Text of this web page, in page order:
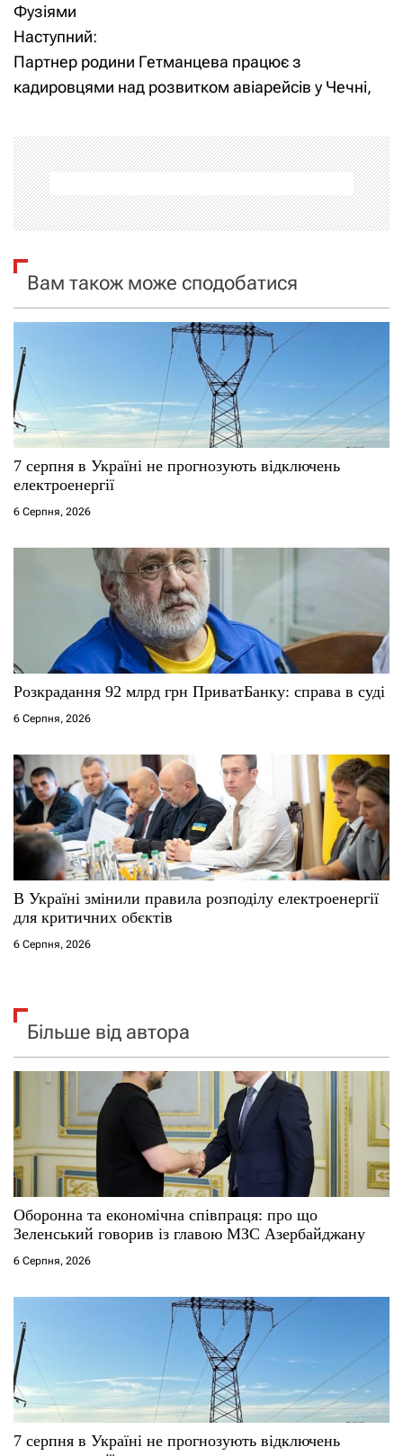
в
і
г
а
ц
і
а
п
и
с
і
в
Фузіями
Наступний:
Партнер родини Гетманцева працює з
кадировцями над розвитком авіарейсів у Чечні,
Вам також може сподобатися
7 серпня в Україні не прогнозують відключень
електроенергії
6 Серпня, 2026
Розкрадання 92 млрд грн ПриватБанку: справа в суді
6 Серпня, 2026
В Україні змінили правила розподілу електроенергії
для критичних обєктів
6 Серпня, 2026
Більше від автора
Оборонна та економічна співпраця: про що
Зеленський говорив із главою МЗС Азербайджану
6 Серпня, 2026
7 серпня в Україні не прогнозують відключень